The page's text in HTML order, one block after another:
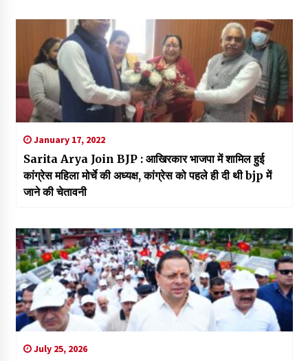
January 17, 2022
Sarita Arya Join BJP : आखिरकार भाजपा में शामिल हुई
कांग्रेस महिला मोर्चे की अध्यक्ष, कांग्रेस को पहले ही दी थी bjp में
जाने की चेतावनी
July 25, 2026